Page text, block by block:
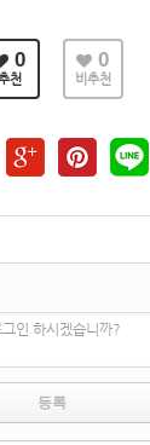
0
천
0
비추천
인 하시겠습니까?